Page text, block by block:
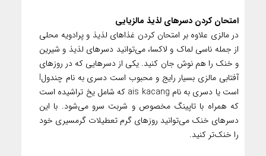
امتحان کردن دسرهای لذیذ مالزیایی
در مالزی علاوه بر امتحان کردن غذاهای لذیذ و پرادویه محلی
از جمله ناسی لماک و لاکسا، می‌توانید دسرهای لذیذ و شیرین
و خنک را هم نوش جان کنید. یکی از دسرهایی که در روزهای
آفتابی مالزی بسیار رایج و محبوب است دسری به نام چندولl
است یا دسری به نام ais kacang که شامل یخ تراشیده است
که همراه با تاپینگ مخصوص و شربت سرو می‌شود. با این
دسرهای خنک می‌توانید روزهای گرم تعطیلات گرمسیری خود
را خنک‌تر کنید.